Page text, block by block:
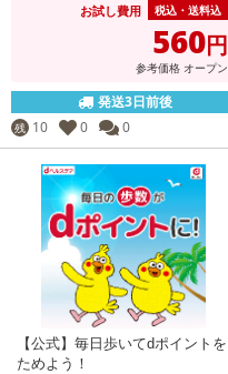
お試し費用 税込・送料込
560円
参考価格 オープン
発送3日前後
残 10 0 0
【公式】毎日歩いてdポイントを
ためよう！